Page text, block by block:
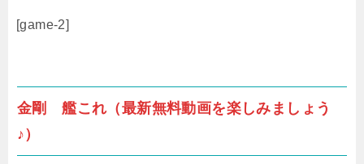
[game-2]
金剛 艦これ（最新無料動画を楽しみましょう
♪）